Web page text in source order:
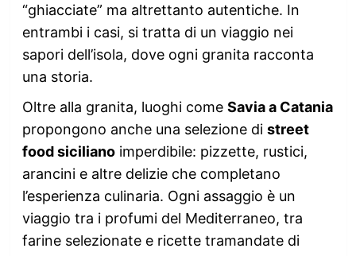
“ghiacciate” ma altrettanto autentiche. In
entrambi i casi, si tratta di un viaggio nei
sapori dell’isola, dove ogni granita racconta
una storia.
Oltre alla granita, luoghi come Savia a Catania
propongono anche una selezione di street
food sicilianoimperdibile: pizzette, rustici,
arancini e altre delizie che completano
l’esperienza culinaria. Ogni assaggio è un
viaggio tra i profumi del Mediterraneo, tra
farine selezionate e ricette tramandate di